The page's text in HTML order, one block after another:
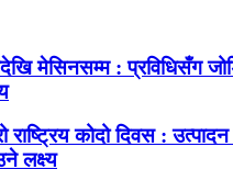
मेसिनसम्म : प्रविधिसँग
राष्ट्रिय कोदो दिवस :
लक्ष्य